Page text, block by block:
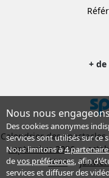
+
Calendrier des
septembre 2026
2026
Nous nous
Des cookies anonymes
services sont utilisés sur ce
Nous limitons à4
devos préférences, afin
services et diffuser des